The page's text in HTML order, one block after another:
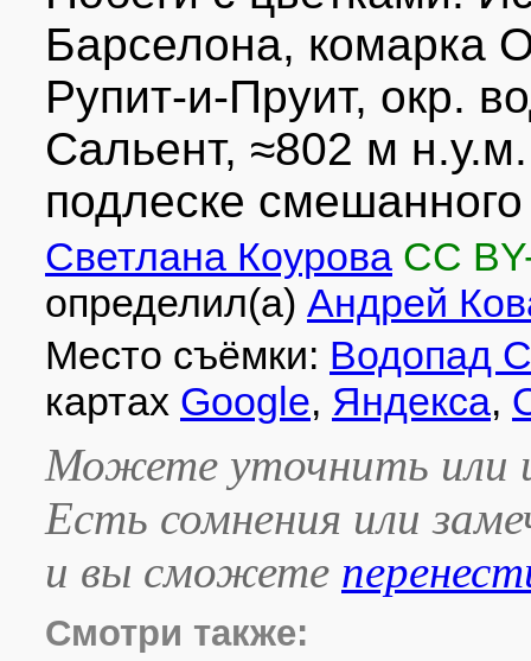
Барселона, комарка
Рупит-и-Пруит, окр.
Сальент, ≈802 м
подлеске
Светлана Коурова CC
определил(а) Андрей
Место съёмки: Водопад
картах Google, Яндекса,
Можете уточнить или
Есть сомнения или
и вы сможете
Смотри также: